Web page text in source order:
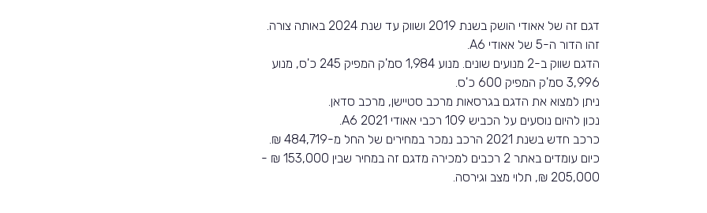
דגם זה של אאודי הושק בשנת 2019 ושווק עד שנת 2024 באותה צורה.
זהו הדור ה-5 של אאודי A6.
הדגם שווק ב-2 מנועים שונים. מנוע 1,984 סמ'ק המפיק 245 כ'ס, מנוע
3,996 סמ'ק המפיק 600 כ'ס.
ניתן למצוא את הדגם בגרסאות מרכב סטיישן, מרכב סדאן.
נכון להיום נוסעים על הכביש 109 רכבי אאודי A6 2021.
כרכב חדש בשנת 2021 הרכב נמכר במחירים של החל מ-484,719 ₪.
כיום עומדים באתר 2 רכבים למכירה מדגם זה במחיר שבין 153,000 ₪ -
205,000 ₪, תלוי מצב וגירסה.